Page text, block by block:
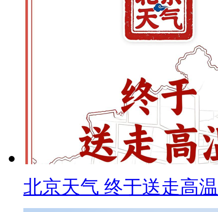
北京天气 终于送走高温